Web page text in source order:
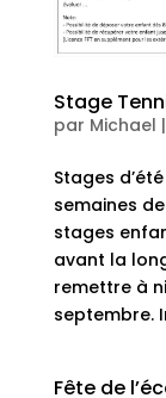
Stage
par Michael |
Stages
semaines
stages
avant la
remettre à
septembre.
Fête de